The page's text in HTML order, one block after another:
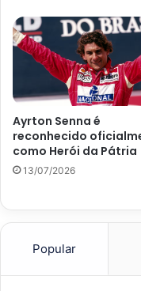
Ayrton Senna é
reconhecido
como Herói da Pátria
13/07/2026
Popular